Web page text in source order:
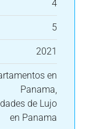
4
5
2021
en
Panama,
de Lujo
en Panama